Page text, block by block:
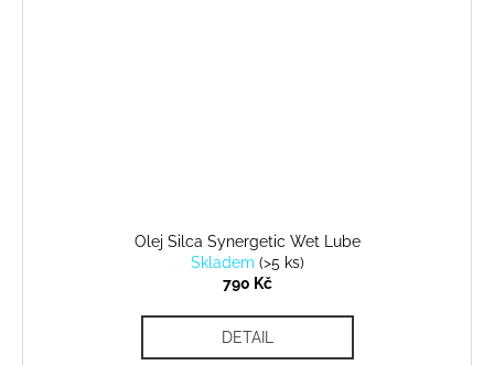
Olej Silca Synergetic Wet Lube
Skladem (>5 ks)
790 Kč
DETAIL